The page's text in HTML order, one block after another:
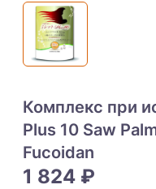
Комплекс при
Plus 10 Saw
Fucoidan
1 824 ₽